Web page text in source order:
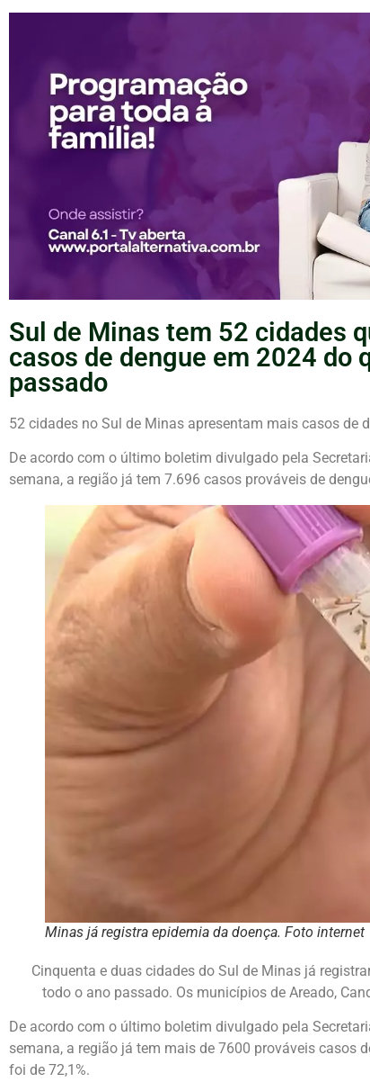
Sul de Minas tem 52 cidades
casos de dengue em 2024 do
passado
52 cidades no Sul de Minas apresentam mais casos de
De acordo com o último boletim divulgado pela
semana, a região já tem 7.696 casos prováveis de
Minas já registra epidemia da doença. Foto internet
Cinquenta e duas cidades do Sul de Minas já
todo o ano passado. Os municípios de Areado,
De acordo com o último boletim divulgado pela
semana, a região já tem mais de 7600 prováveis casos
foi de 72,1%.